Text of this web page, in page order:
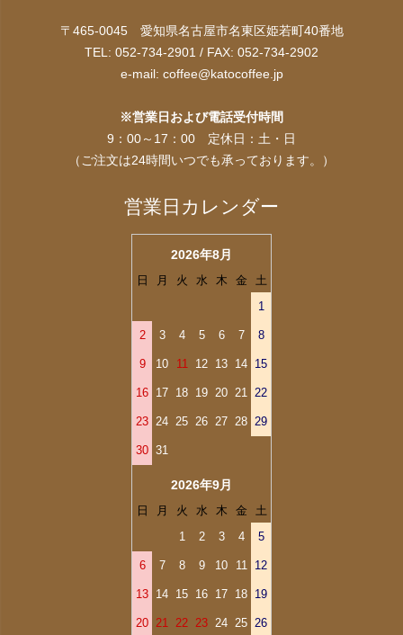
〒465-0045 愛知県名古屋市名東区姫若町40番地
TEL: 052-734-2901 / FAX: 052-734-2902
e-mail: coffee@katocoffee.jp
※営業日および電話受付時間
9：00～17：00 定休日：土・日
（ご注文は24時間いつでも承っております。）
営業日カレンダー
2026年8月
日 月 火 水 木 金
土
1
2 3 4 5 6 7 8
9 10 11 12 13 14 15
16 17 18 19 20 21 22
23 24 25 26 27 28 29
30 31
2026年9月
日 月 火 水 木 金
土
1
2 3 4 5
6 7 8 9 10 11 12
13 14 15 16 17 18 19
20 21 22 23 24 25 26